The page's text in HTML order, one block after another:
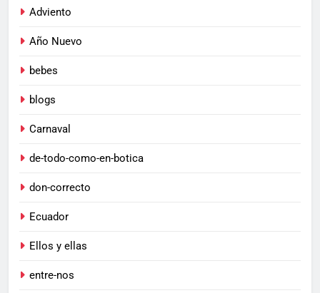
Adviento
Año Nuevo
bebes
blogs
Carnaval
de-todo-como-en-botica
don-correcto
Ecuador
Ellos y ellas
entre-nos